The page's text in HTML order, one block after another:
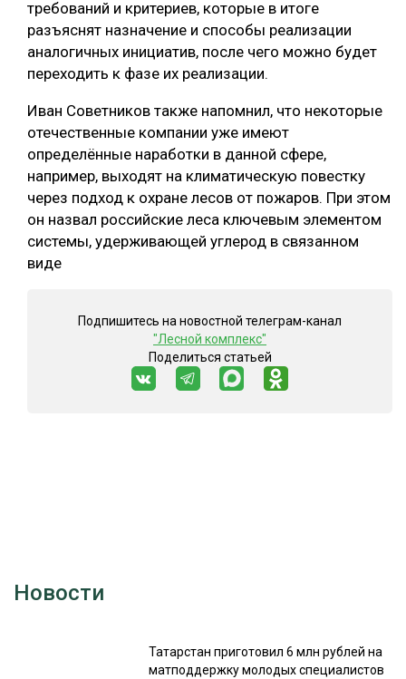
СОРТИРОВКА ДРЕВЕСИНЫ
СУШКА ДРЕВЕСИНЫ
МЕБЕЛЬНОЕ ПРОИЗВОДСТВО
требований и критериев, которые в итоге
разъяснят назначение и способы реализации
аналогичных инициатив, после чего можно будет
переходить к фазе их реализации.
Иван Советников также напомнил, что некоторые
отечественные компании уже имеют
определённые наработки в данной сфере,
например, выходят на климатическую повестку
через подход к охране лесов от пожаров. При этом
он назвал российские леса ключевым элементом
системы, удерживающей углерод в связанном
виде
Подпишитесь на новостной телеграм-канал
"Лесной комплекс"
Поделиться статьей
Новости
Татарстан приготовил 6 млн рублей на
матподдержку молодых специалистов